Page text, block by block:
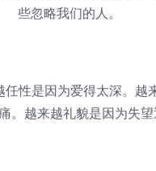
些忽略我们的人。
性是因为爱得太深。越
。越来越礼貌是因为失望